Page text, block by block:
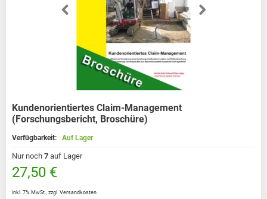
Kundenorientiertes Claim-Management
(Forschungsbericht, Broschüre)
Verfügbarkeit: Auf Lager
Nur noch 7auf Lager
27,50 €
inkl. 7% MwSt., zzgl. Versandkosten